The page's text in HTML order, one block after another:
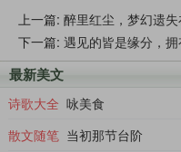
上一篇: 醉里红尘，梦幻遗失
下一篇: 遇见的皆是缘分，
最新美文
诗歌大全 咏美食
散文随笔 当初那节台阶